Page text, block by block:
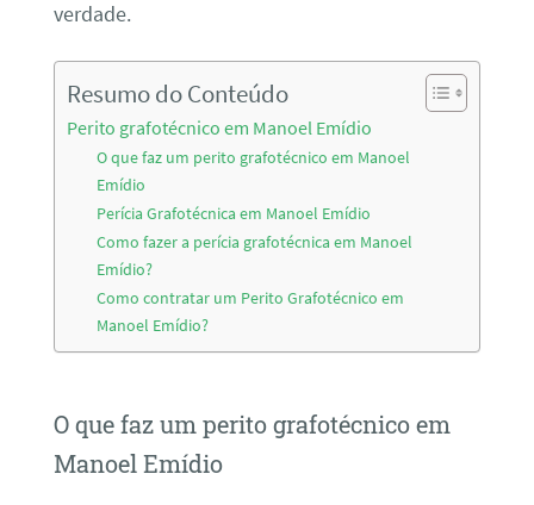
verdade.
Resumo do Conteúdo
Perito grafotécnico em Manoel Emídio
O que faz um perito grafotécnico em Manoel
Emídio
Perícia Grafotécnica em Manoel Emídio
Como fazer a perícia grafotécnica em Manoel
Emídio?
Como contratar um Perito Grafotécnico em
Manoel Emídio?
O que faz um perito grafotécnico em
Manoel Emídio